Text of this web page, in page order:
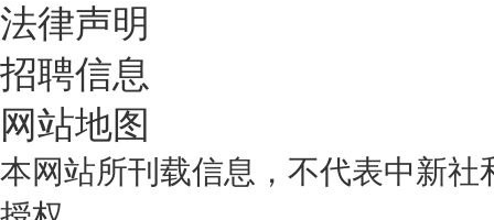
法律声明
招聘信息
网站地图
本网站所刊载信息，不代表中新